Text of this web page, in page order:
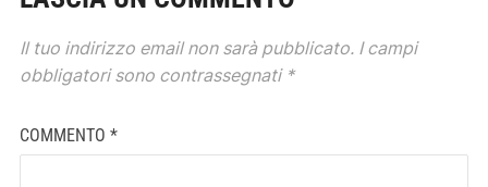
Il tuo indirizzo email non sarà pubblicato. I campi
obbligatori sono contrassegnati *
COMMENTO *